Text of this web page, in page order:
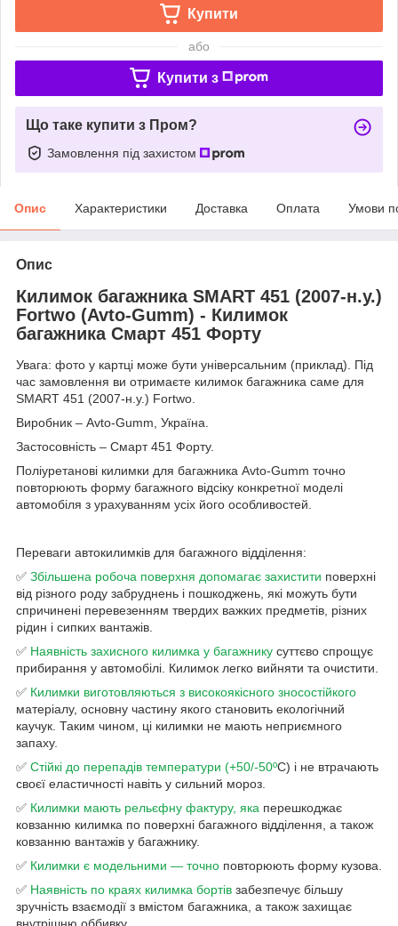
Купити
або
Купити з
Що таке купити з Пром?
Замовлення під захистом
Опис Характеристики Доставка Оплата Умови
Опис
Килимок багажника SMART 451 (2007-н.у.)
Fortwo (Avto-Gumm) - Килимок
багажника Смарт 451 Форту
Увага: фото у картці може бути універсальним (приклад). Під
час замовлення ви отримаєте килимок багажника саме для
SMART 451 (2007-н.у.) Fortwo.
Виробник – Avto-Gumm, Україна.
Застосовність – Смарт 451 Форту.
Поліуретанові килимки для багажника Avto-Gumm точно
повторюють форму багажного відсіку конкретної моделі
автомобіля з урахуванням усіх його особливостей.
Переваги автокилимків для багажного відділення:
✅ Збільшена робоча поверхня допомагає захистити поверхні
від різного роду забруднень і пошкоджень, які можуть бути
спричинені перевезенням твердих важких предметів, різних
рідин і сипких вантажів.
✅ Наявність захисного килимка у багажнику суттєво спрощує
прибирання у автомобілі. Килимок легко вийняти та очистити.
✅ Килимки виготовляються з високоякісного зносостійкого
матеріалу, основну частину якого становить екологічний
каучук. Таким чином, ці килимки не мають неприємного
запаху.
✅ Стійкі до перепадів температури (+50/-50ºC) і не втрачають
своєї еластичності навіть у сильний мороз.
✅ Килимки мають рельєфну фактуру, яка перешкоджає
ковзанню килимка по поверхні багажного відділення, а також
ковзанню вантажів у багажнику.
✅ Килимки є модельними — точно повторюють форму кузова.
✅ Наявність по краях килимка бортів забезпечує більшу
зручність взаємодії з вмістом багажника, а також захищає